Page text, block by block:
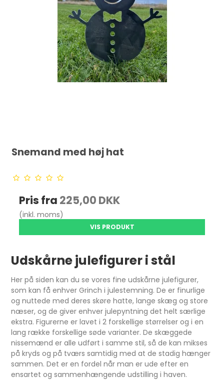
Snemand med høj hat
Pris fra 225,00 DKK
(inkl. moms)
VIS PRODUKT
Udskårne julefigurer i stål
Her på siden kan du se vores fine udskårne julefigurer,
som kan få enhver Grinch i julestemning. De er finurlige
og nuttede med deres skøre hatte, lange skæg og store
næser, og de giver enhver julepyntning det helt særlige
ekstra. Figurerne er lavet i 2 forskellige størrelser og i en
lang række forskellige søde varianter. De skæggede
nissemænd er alle udført i samme stil, så de kan mikses
på kryds og på tværs samtidig med at de stadig hænger
sammen. Det er en fordel når man er ude efter en
ensartet og sammenhængende udstilling i haven.